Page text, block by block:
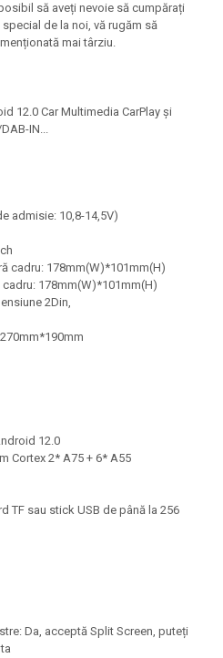
să aveți nevoie să cumpărați
de la noi, vă rugăm să
mai târziu.
12.0 Car Multimedia CarPlay și
IN...
admisie: 10,8-14,5V)
cadru: 178mm(W)*101mm(H)
178mm(W)*101mm(H)
2Din,
12.0
Cortex 2* A75 + 6* A55
TF sau stick USB de până la 256
Da, acceptă Split Screen, puteți